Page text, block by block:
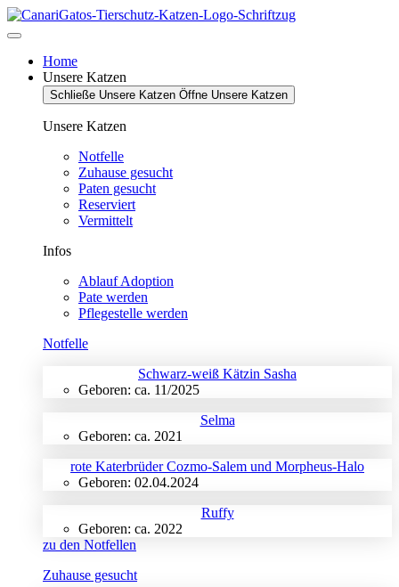
Zum
Inhalt
Home
Unsere Katzen
Schließe Unsere Katzen Öffne Unsere Katzen
Unsere Katzen
Notfelle
Zuhause gesucht
Paten gesucht
Reserviert
Vermittelt
Infos
Ablauf Adoption
Pate werden
Pflegestelle werden
Notfelle
Schwarz-weiß Kätzin Sasha
Geboren: ca. 11/2025
Selma
Geboren: ca. 2021
rote Katerbrüder Cozmo-Salem und Morpheus-Halo
Geboren: 02.04.2024
Ruffy
Geboren: ca. 2022
zu den Notfellen
Zuhause gesucht